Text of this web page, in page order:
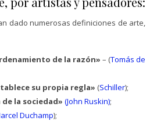
dado numerosas definiciones de arte,
de la razón» – (Tomás de
su propia regla» (Schiller);
la sociedad» (John Ruskin);
Duchamp);